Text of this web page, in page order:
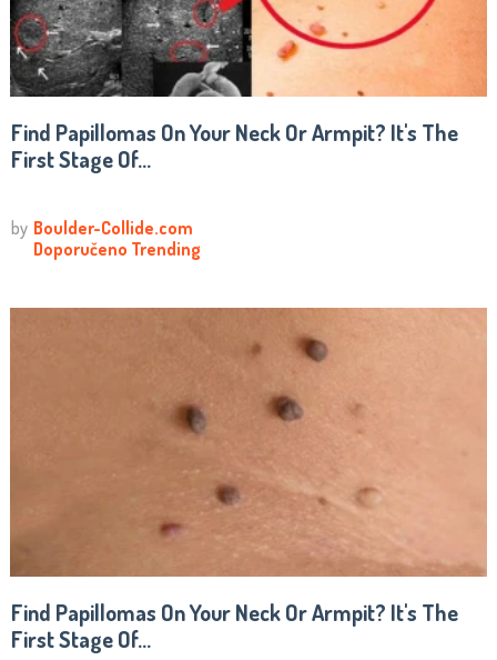
Find Papillomas On Your Neck Or Armpit? It's The
First Stage Of...
Find Papillomas On Your Neck Or Armpit? It's The
First Stage Of...